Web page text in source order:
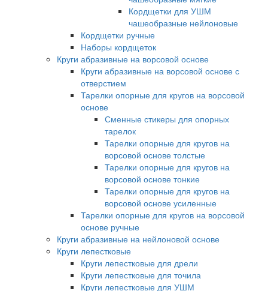
Кордщетки для УШМ
чашеобразные нейлоновые
Кордщетки ручные
Наборы кордщеток
Круги абразивные на ворсовой основе
Круги абразивные на ворсовой основе с
отверстием
Тарелки опорные для кругов на ворсовой
основе
Сменные стикеры для опорных
тарелок
Тарелки опорные для кругов на
ворсовой основе толстые
Тарелки опорные для кругов на
ворсовой основе тонкие
Тарелки опорные для кругов на
ворсовой основе усиленные
Тарелки опорные для кругов на ворсовой
основе ручные
Круги абразивные на нейлоновой основе
Круги лепестковые
Круги лепестковые для дрели
Круги лепестковые для точила
Круги лепестковые для УШМ